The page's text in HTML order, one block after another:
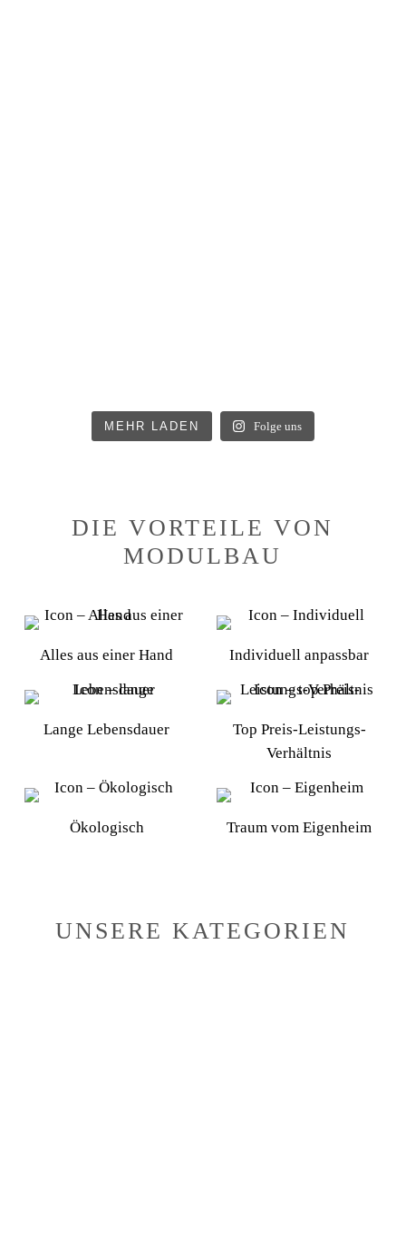
MEHR LADEN Folge uns
DIE VORTEILE VON
MODULBAU
Alles aus einer Hand Individuell anpassbar
Lange Lebensdauer
Top Preis-Leistungs-
Verhältnis
Ökologisch Traum vom Eigenheim
UNSERE KATEGORIEN